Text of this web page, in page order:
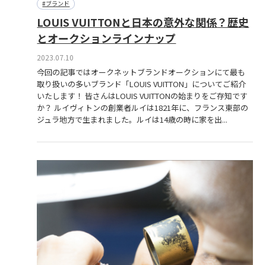
#ブランド
LOUIS VUITTONと日本の意外な関係？歴史
とオークションラインナップ
2023.07.10
今回の記事ではオークネットブランドオークションにて最も
取り扱いの多いブランド「LOUIS VUITTON」についてご紹介
いたします！ 皆さんはLOUIS VUITTONの始まりをご存知です
か？ ルイヴィトンの創業者ルイは1821年に、フランス東部の
ジュラ地方で生まれました。ルイは14歳の時に家を出...